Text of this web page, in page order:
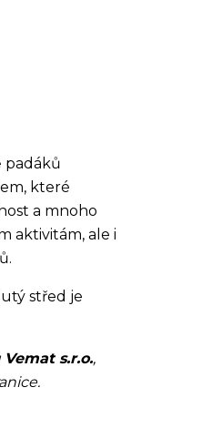
padáků
které
a mnoho
aktivitám, ale i
střed je
Vemat s.r.o.,